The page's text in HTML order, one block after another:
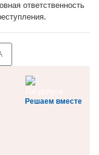
ответственность
Решаем вместе